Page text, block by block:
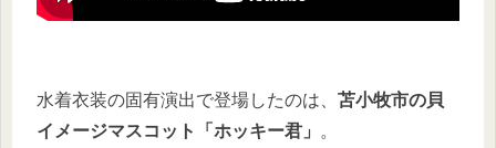
水着衣装の固有演出で登場したのは、 苫小牧市の貝
イメージマスコット「ホッキー君」
。